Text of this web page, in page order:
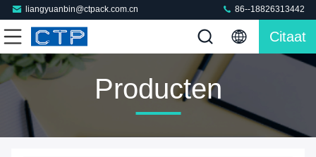
liangyuanbin@ctpack.com.cn 86--18826313442
Citaat
Producten